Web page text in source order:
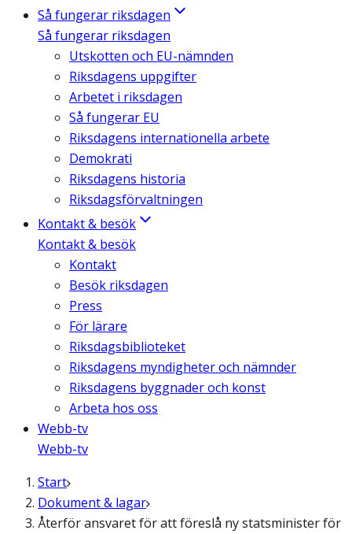
Så fungerar riksdagen
Så fungerar riksdagen
Utskotten och EU-nämnden
Riksdagens uppgifter
Arbetet i riksdagen
Så fungerar EU
Riksdagens internationella arbete
Demokrati
Riksdagens historia
Riksdagsförvaltningen
Kontakt & besök
Kontakt & besök
Kontakt
Besök riksdagen
Press
För lärare
Riksdagsbiblioteket
Riksdagens myndigheter och nämnder
Riksdagens byggnader och konst
Arbeta hos oss
Webb-tv
Webb-tv
Start
Dokument & lagar
Återför ansvaret för att föreslå ny statsminister för